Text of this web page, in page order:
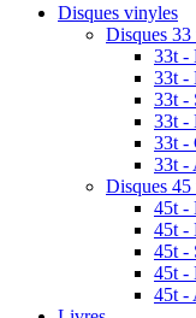
Disques vinyles
Disques 33
33t -
33t -
33t -
33t -
33t -
33t -
Disques 45
45t -
45t -
45t -
45t -
45t -